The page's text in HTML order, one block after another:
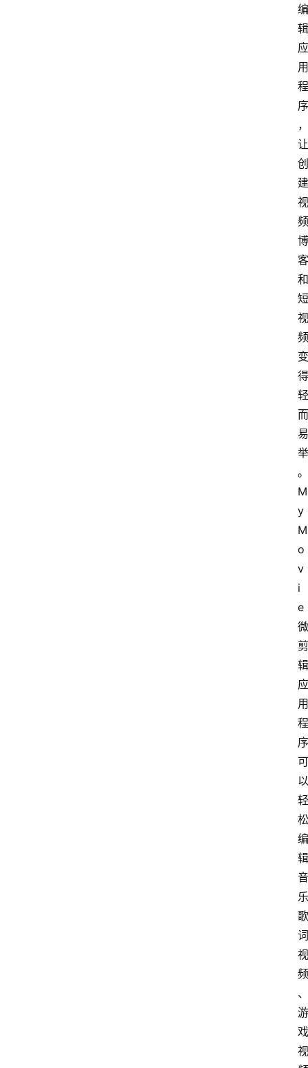
编
辑
应
用
程
序
，
让
创
建
视
频
博
客
和
短
视
频
变
得
轻
而
易
举
。
M
y
M
o
v
i
e
微
剪
辑
应
用
程
序
可
以
轻
松
编
辑
音
乐
歌
词
视
频
、
游
戏
视